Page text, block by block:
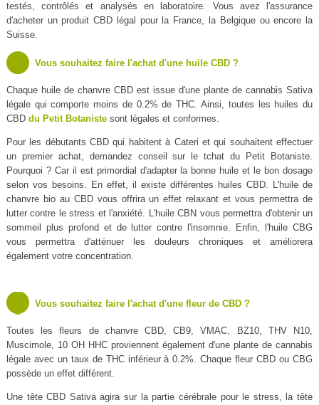
testés, contrôlés et analysés en laboratoire. Vous avez l'assurance
d'acheter un produit CBD légal pour la France, la Belgique ou encore la
Suisse.
Vous souhaitez faire l'achat d'une huile CBD ?
Chaque huile de chanvre CBD est issue d'une plante de cannabis Sativa
légale qui comporte moins de 0.2% de THC. Ainsi, toutes les huiles du
CBD du Petit Botanistesont légales et conformes.
Pour les débutants CBD qui habitent à Cateri et qui souhaitent effectuer
un premier achat, demandez conseil sur le tchat du Petit Botaniste.
Pourquoi ? Car il est primordial d'adapter la bonne huile et le bon dosage
selon vos besoins. En effet, il existe différentes huiles CBD. L'huile de
chanvre bio au CBD vous offrira un effet relaxant et vous permettra de
lutter contre le stress et l'anxiété. L'huile CBN vous permettra d'obtenir un
sommeil plus profond et de lutter contre l'insomnie. Enfin, l'huile CBG
vous permettra d'atténuer les douleurs chroniques et améliorera
également votre concentration.
Vous souhaitez faire l'achat d'une fleur de CBD ?
Toutes les fleurs de chanvre CBD, CB9, VMAC, BZ10, THV N10,
Muscimole, 10 OH HHC proviennent également d'une plante de cannabis
légale avec un taux de THC inférieur à 0.2%. Chaque fleur CBD ou CBG
possède un effet différent.
Une tête CBD Sativa agira sur la partie cérébrale pour le stress, la tête